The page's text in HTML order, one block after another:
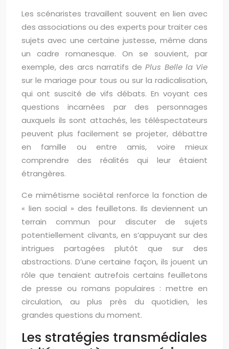
Les scénaristes travaillent souvent en lien avec
des associations ou des experts pour traiter ces
sujets avec une certaine justesse, même dans
un cadre romanesque. On se souvient, par
exemple, des arcs narratifs dePlus Belle la Vie
sur le mariage pour tous ou sur la radicalisation,
qui ont suscité de vifs débats. En voyant ces
questions incarnées par des personnages
auxquels ils sont attachés, les téléspectateurs
peuvent plus facilement se projeter, débattre
en famille ou entre amis, voire mieux
comprendre des réalités qui leur étaient
étrangères.
Ce mimétisme sociétal renforce la fonction de
« lien social » des feuilletons. Ils deviennent un
terrain commun pour discuter de sujets
potentiellement clivants, en s’appuyant sur des
intrigues partagées plutôt que sur des
abstractions. D’une certaine façon, ils jouent un
rôle que tenaient autrefois certains feuilletons
de presse ou romans populaires : mettre en
circulation, au plus près du quotidien, les
grandes questions du moment.
Les stratégies transmédiales